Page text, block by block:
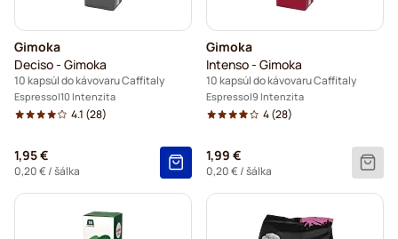
Gimoka
Deciso - Gimoka
10 kapsúl do kávovaru Caffitaly
Espresso 10 Intenzita
4.1 (28)
1,95 €
0,20 €/ šálka
Gimoka
Intenso - Gimoka
10 kapsúl do kávovaru Caffitaly
Espresso 9 Intenzita
4(28)
1,99 €
0,20 €/ šálka